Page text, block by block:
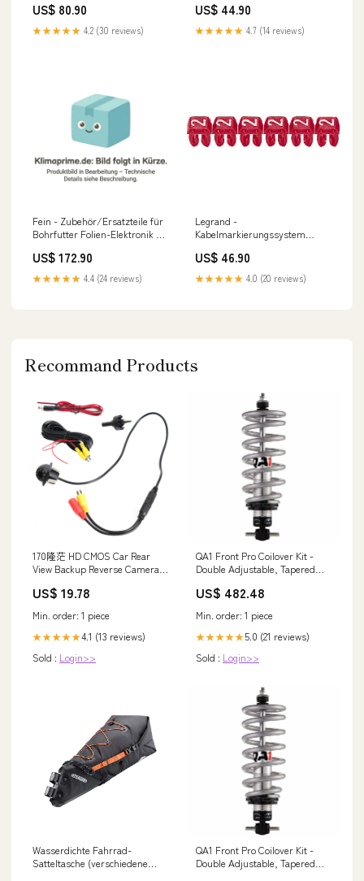
US$ 80.90
★★★★★ 4.2 (30 reviews)
IEC Raumklimagerät
US$ 44.90
★★★★★ 4.7 (14 reviews)
Fein - Zubehör/Ersatzteile für
Bohrfutter Folien-Elektronik ET
Klimasystem Kassette
US$ 172.90
★★★★★ 4.4 (24 reviews)
Legrand -
Kabelmarkierungssystem
− 300 Stück 2-fach Multisplit
Klimaanlage Bosch
US$ 46.90
★★★★★ 4.0 (20 reviews)
Recommand Products
170隆茫 HD CMOS Car Rear
View Backup Reverse Camera
Ford Car Interior Trim
US$ 19.78
Min. order: 1 piece
★★★★★4.1 (13 reviews)
Sold : Login>>
QA1 Front Pro Coilover Kit -
Double Adjustable, Tapered
1968-1972 Oldsmobile Vista
US$ 482.48
Min. order: 1 piece
★★★★★5.0 (21 reviews)
Sold : Login>>
Wasserdichte Fahrrad-
Satteltasche (verschiedene
QA1 Front Pro Coilover Kit -
Double Adjustable, Tapered